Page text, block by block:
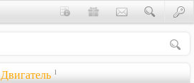
Двигатель 1